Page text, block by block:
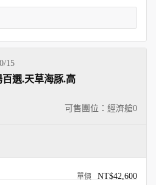
15
可售團位：經濟艙0
選.天草海豚.高
NT$42,600